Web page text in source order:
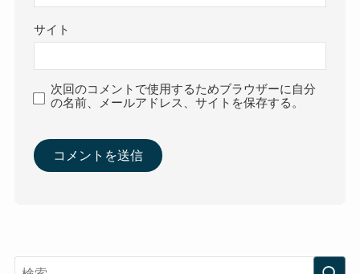
サイト
次回のコメントで使用するためブラウザーに自分
の名前、メールアドレス、サイトを保存する。